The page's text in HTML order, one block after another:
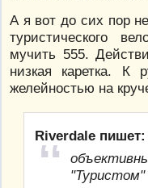
А я вот до сих пор
туристического
мучить 555.
низкая каретка. К
желейностью на
Riverdale пишет: